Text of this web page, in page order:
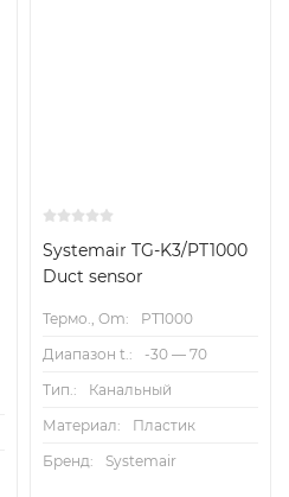
Systemair TG-K3/PT1000
Duct sensor
Термо., Om:
PT1000
Диапазон t.:
-30 — 70
Тип.:
Канальный
Материал:
Пластик
Бренд:
Systemair